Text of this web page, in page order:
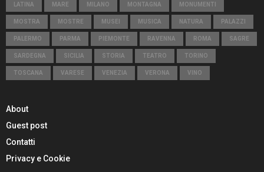
LATINA MARE MILANO MONTAGNA MONUMENTI
MOSTRA MOSTRE MUSEI MUSICA NATURA PALAZZI
PALERMO PARMA PIEMONTE RAVENNA ROMA SAGRE
SARDEGNA SICILIA STORIA TEATRO TORINO
TOSCANA VARESE VENEZIA VERONA VINO
About
Guest post
Contatti
Privacy e Cookie